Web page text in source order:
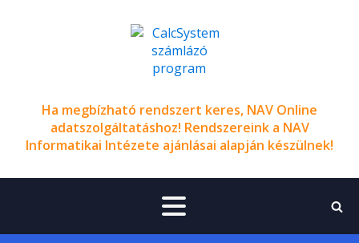
Ha megbízható rendszert keres, NAV Online
adatszolgáltatáshoz! Rendszereink a NAV
Informatikai Intézete ajánlásai alapján készülnek!